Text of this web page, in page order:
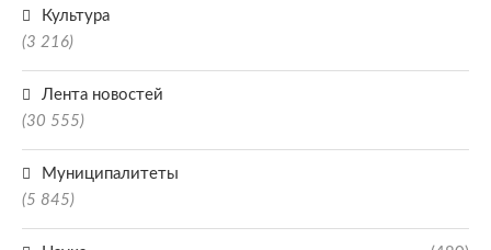
Культура
(3 216)
Лента новостей
(30 555)
Муниципалитеты
(5 845)